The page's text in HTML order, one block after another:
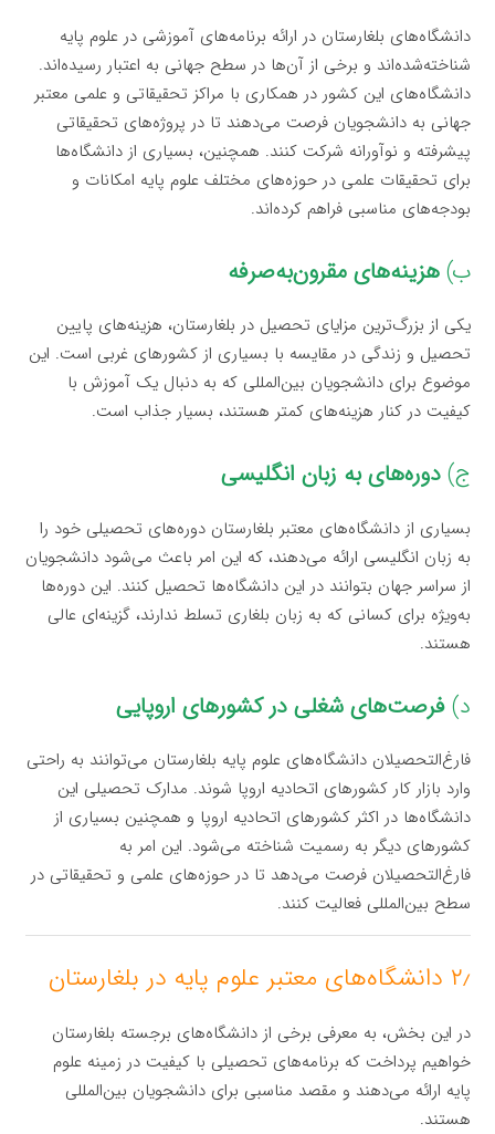
دانشگاه‌های بلغارستان در ارائه برنامه‌های آموزشی در علوم پایه
شناخته‌شده‌اند و برخی از آن‌ها در سطح جهانی به اعتبار رسیده‌اند.
دانشگاه‌های این کشور در همکاری با مراکز تحقیقاتی و علمی معتبر
جهانی به دانشجویان فرصت می‌دهند تا در پروژه‌های تحقیقاتی
پیشرفته و نوآورانه شرکت کنند. همچنین، بسیاری از دانشگاه‌ها
برای تحقیقات علمی در حوزه‌های مختلف علوم پایه امکانات و
بودجه‌های مناسبی فراهم کرده‌اند.
ب)هزینه‌های مقرون‌به‌صرفه
یکی از بزرگ‌ترین مزایای تحصیل در بلغارستان، هزینه‌های پایین
تحصیل و زندگی در مقایسه با بسیاری از کشورهای غربی است. این
موضوع برای دانشجویان بین‌المللی که به دنبال یک آموزش با
کیفیت در کنار هزینه‌های کمتر هستند، بسیار جذاب است.
ج)دوره‌های به زبان انگلیسی
بسیاری از دانشگاه‌های معتبر بلغارستان دوره‌های تحصیلی خود را
به زبان انگلیسی ارائه می‌دهند، که این امر باعث می‌شود دانشجویان
از سراسر جهان بتوانند در این دانشگاه‌ها تحصیل کنند. این دوره‌ها
به‌ویژه برای کسانی که به زبان بلغاری تسلط ندارند، گزینه‌ای عالی
هستند.
د)فرصت‌های شغلی در کشورهای اروپایی
فارغ‌التحصیلان دانشگاه‌های علوم پایه بلغارستان می‌توانند به راحتی
وارد بازار کار کشورهای اتحادیه اروپا شوند. مدارک تحصیلی این
دانشگاه‌ها در اکثر کشورهای اتحادیه اروپا و همچنین بسیاری از
کشورهای دیگر به رسمیت شناخته می‌شود. این امر به
فارغ‌التحصیلان فرصت می‌دهد تا در حوزه‌های علمی و تحقیقاتی در
سطح بین‌المللی فعالیت کنند.
۲٫ دانشگاه‌های معتبر علوم پایه در بلغارستان
در این بخش، به معرفی برخی از دانشگاه‌های برجسته بلغارستان
خواهیم پرداخت که برنامه‌های تحصیلی با کیفیت در زمینه علوم
پایه ارائه می‌دهند و مقصد مناسبی برای دانشجویان بین‌المللی
هستند.